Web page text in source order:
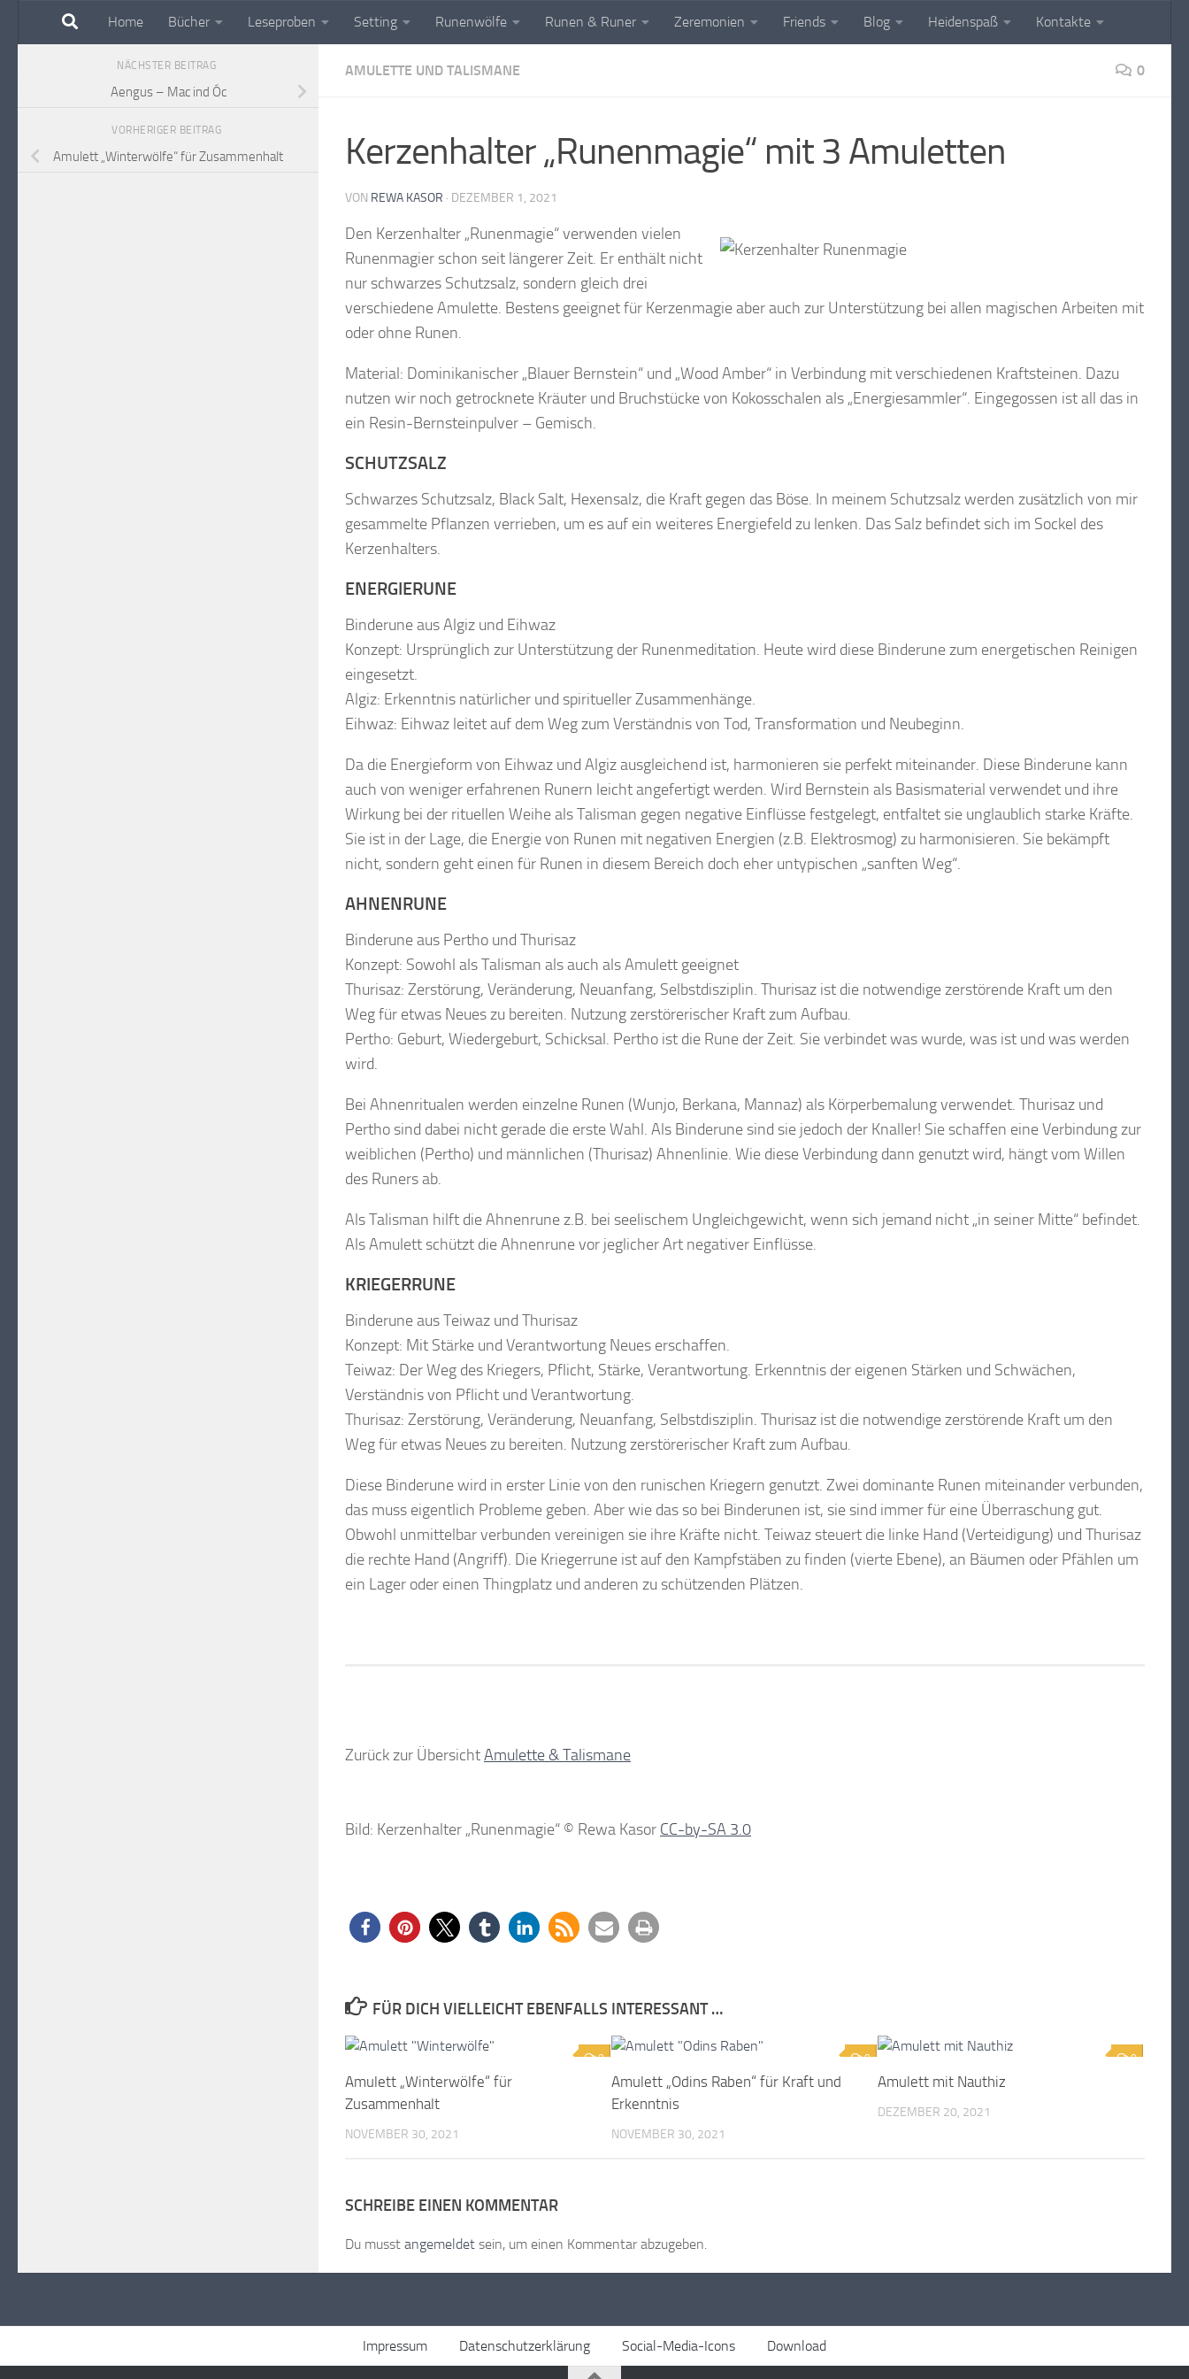
Zum Inhalt springen
Home Bücher Leseproben Setting Runenwölfe Runen & Runer Zeremonien Friends Blog Heidenspaß Kontakte
AMULETTE UND TALISMANE 0
Kerzenhalter „Runenmagie“ mit 3 Amuletten
VON REWA KASOR · DEZEMBER 1, 2021
Den Kerzenhalter „Runenmagie“ verwenden vielen
Runenmagier schon seit längerer Zeit. Er enthält nicht
nur schwarzes Schutzsalz, sondern gleich drei
verschiedene Amulette. Bestens geeignet für Kerzenmagie aber auch zur Unterstützung bei allen magischen Arbeiten mit
oder ohne Runen.
Material: Dominikanischer „Blauer Bernstein“ und „Wood Amber“ in Verbindung mit verschiedenen Kraftsteinen. Dazu
nutzen wir noch getrocknete Kräuter und Bruchstücke von Kokosschalen als „Energiesammler“. Eingegossen ist all das in
ein Resin-Bernsteinpulver – Gemisch.
SCHUTZSALZ
Schwarzes Schutzsalz, Black Salt, Hexensalz, die Kraft gegen das Böse. In meinem Schutzsalz werden zusätzlich von mir
gesammelte Pflanzen verrieben, um es auf ein weiteres Energiefeld zu lenken. Das Salz befindet sich im Sockel des
Kerzenhalters.
ENERGIERUNE
Binderune aus Algiz und Eihwaz
Konzept: Ursprünglich zur Unterstützung der Runenmeditation. Heute wird diese Binderune zum energetischen Reinigen
eingesetzt.
Algiz: Erkenntnis natürlicher und spiritueller Zusammenhänge.
Eihwaz: Eihwaz leitet auf dem Weg zum Verständnis von Tod, Transformation und Neubeginn.
Da die Energieform von Eihwaz und Algiz ausgleichend ist, harmonieren sie perfekt miteinander. Diese Binderune kann
auch von weniger erfahrenen Runern leicht angefertigt werden. Wird Bernstein als Basismaterial verwendet und ihre
Wirkung bei der rituellen Weihe als Talisman gegen negative Einflüsse festgelegt, entfaltet sie unglaublich starke Kräfte.
Sie ist in der Lage, die Energie von Runen mit negativen Energien (z.B. Elektrosmog) zu harmonisieren. Sie bekämpft
nicht, sondern geht einen für Runen in diesem Bereich doch eher untypischen „sanften Weg“.
AHNENRUNE
Binderune aus Pertho und Thurisaz
Konzept: Sowohl als Talisman als auch als Amulett geeignet
Thurisaz: Zerstörung, Veränderung, Neuanfang, Selbstdisziplin. Thurisaz ist die notwendige zerstörende Kraft um den
Weg für etwas Neues zu bereiten. Nutzung zerstörerischer Kraft zum Aufbau.
Pertho: Geburt, Wiedergeburt, Schicksal. Pertho ist die Rune der Zeit. Sie verbindet was wurde, was ist und was werden
wird.
Bei Ahnenritualen werden einzelne Runen (Wunjo, Berkana, Mannaz) als Körperbemalung verwendet. Thurisaz und
Pertho sind dabei nicht gerade die erste Wahl. Als Binderune sind sie jedoch der Knaller! Sie schaffen eine Verbindung zur
weiblichen (Pertho) und männlichen (Thurisaz) Ahnenlinie. Wie diese Verbindung dann genutzt wird, hängt vom Willen
des Runers ab.
Als Talisman hilft die Ahnenrune z.B. bei seelischem Ungleichgewicht, wenn sich jemand nicht „in seiner Mitte“ befindet.
Als Amulett schützt die Ahnenrune vor jeglicher Art negativer Einflüsse.
KRIEGERRUNE
Binderune aus Teiwaz und Thurisaz
Konzept: Mit Stärke und Verantwortung Neues erschaffen.
Teiwaz: Der Weg des Kriegers, Pflicht, Stärke, Verantwortung. Erkenntnis der eigenen Stärken und Schwächen,
Verständnis von Pflicht und Verantwortung.
Thurisaz: Zerstörung, Veränderung, Neuanfang, Selbstdisziplin. Thurisaz ist die notwendige zerstörende Kraft um den
Weg für etwas Neues zu bereiten. Nutzung zerstörerischer Kraft zum Aufbau.
Diese Binderune wird in erster Linie von den runischen Kriegern genutzt. Zwei dominante Runen miteinander verbunden,
das muss eigentlich Probleme geben. Aber wie das so bei Binderunen ist, sie sind immer für eine Überraschung gut.
Obwohl unmittelbar verbunden vereinigen sie ihre Kräfte nicht. Teiwaz steuert die linke Hand (Verteidigung) und Thurisaz
die rechte Hand (Angriff). Die Kriegerrune ist auf den Kampfstäben zu finden (vierte Ebene), an Bäumen oder Pfählen um
ein Lager oder einen Thingplatz und anderen zu schützenden Plätzen.
Zurück zur ÜbersichtAmulette & Talismane
Bild: Kerzenhalter „Runenmagie“ © Rewa Kasor CC-by-SA 3.0
FÜR DICH VIELLEICHT EBENFALLS INTERESSANT …
0
Amulett „Winterwölfe“ für
Zusammenhalt
NOVEMBER 30, 2021
0
Amulett „Odins Raben“ für Kraft und
Erkenntnis
NOVEMBER 30, 2021
0
Amulett mit Nauthiz
DEZEMBER 20, 2021
SCHREIBE EINEN KOMMENTAR
Du musst angemeldet sein, um einen Kommentar abzugeben.
NÄCHSTER BEITRAG
Aengus – Mac ind Óc
VORHERIGER BEITRAG
Amulett „Winterwölfe“ für Zusammenhalt
Impressum Datenschutzerklärung Social-Media-Icons Download